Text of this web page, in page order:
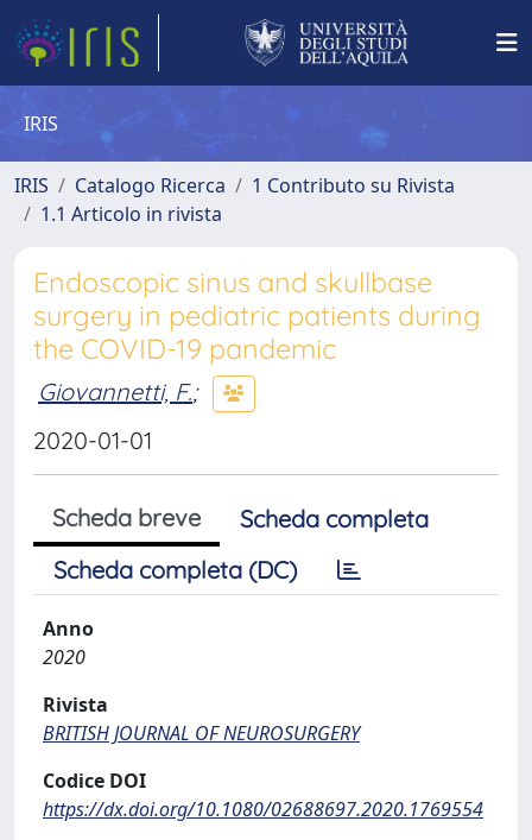
IRIS
IRIS Catalogo Ricerca
1 Contributo su Rivista
1.1 Articolo in rivista
Endoscopic sinus and skullbase
surgery in pediatric patients during
the COVID-19 pandemic
Giovannetti, F.;
2020-01-01
Scheda breve
Scheda completa
Scheda completa (DC)
Anno
2020
Rivista
BRITISH JOURNAL OF NEUROSURGERY
Codice DOI
https://dx.doi.org/10.1080/02688697.2020.1769554